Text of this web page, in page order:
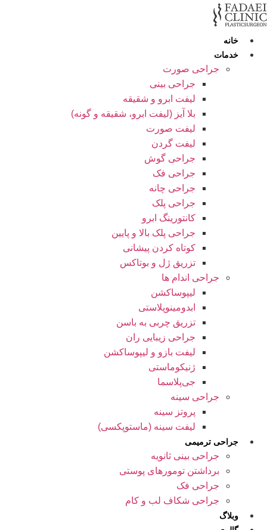
پرش
به
خانه
خدمات
جراحی صورت
جراحی بینی
لیفت ابرو و شقیقه
بلا آیز (لیفت ابرو، شقیقه و گونه)
لیفت صورت
لیفت گردن
جراحی گوش
جراحی فک
جراحی چانه
جراحی پلک
کانتورینگ ابرو
جراحی پلک بالا و پایین
کوتاه کردن پیشانی
تزریق ژل و بوتاکس
جراحی اندام ها
لیپوساکشن
ابدومینوپلاستی
تزریق چربی به باسن
جراحی زیبایی ران
لیفت بازو و لیپوساکشن
ژنیکوماستی
جی‌پلاسما
جراحی سینه
پروتز سینه
لیفت سینه (ماستوپکسی)
جراحی ترمیمی
جراحی بینی ثانویه
برداشتن تومورهای پوستی
جراحی فک
جراحی شکاف لب و کام
وبلاگ